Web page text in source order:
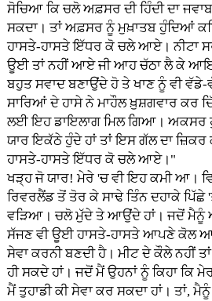
ਸੋਚਿਆ ਕਿ ਚਲੋ ਅਫ਼ਸਰ ਦੀ ਹਿੰਦੀ ਦਾ
ਸਕਦਾ। ਤਾਂ ਅਫ਼ਸਰ ਨੂੰ ਮੁਖ਼ਾਤਬ ਹੁੰਦਿਆਂ
ਹਾਸਤੇ-ਹਾਸਤੇ ਇੱਧਰ ਕੋ ਚਲੇ ਆਏ। ਨੀਟਾ
ਊਈ ਤਾਂ ਨਹੀਂ ਆਏ ਜੀ ਆਹ ਚੱਠਾ ਲੈ ਕੇ
ਬਹੁਤ ਸਵਾਦ ਬਣਾਉਂਦੇ ਹੋ ਤੇ ਖਾਣ ਨੂੰ ਵੀ
ਸਾਰਿਆਂ ਦੇ ਹਾਸੇ ਨੇ ਮਾਹੌਲ ਖ਼ੁਸ਼ਗਵਾਰ ਕਰ
ਲਈ ਇਹ ਡਾਇਲਾਗ ਮਿਲ ਗਿਆ। ਅਕਸਰ
ਯਾਰ ਇਕੱਠੇ ਹੁੰਦੇ ਹਾਂ ਤਾਂ ਇਸ ਗੱਲ ਦਾ
ਹਾਸਤੇ-ਹਾਸਤੇ ਇੱਧਰ ਕੋ ਚਲੇ ਆਏ।"
ਖੜ੍ਹ ਜੋ ਯਾਰ! ਮੇਰੇ 'ਚ ਵੀ ਇਹ ਕਮੀ ਆ।
ਰਿਵਰਲੈਂਡ ਤੋਂ ਤੋਰ ਕੇ ਸਾਢੇ ਤਿੰਨ ਦਹਾਕੇ ਪਿੱਛੇ
ਵੜਿਆ। ਚਲੋ ਮੁੱਦੇ ਤੇ ਆਉਂਦੇ ਹਾਂ। ਜਦੋਂ ਮੈਨੂੰ
ਸੱਜਣ ਵੀ ਊਈ ਹਾਸਤੇ-ਹਾਸਤੇ ਆਪਣੇ ਕੋਲ ਆ
ਸੇਵਾ ਕਰਨੀ ਬਣਦੀ ਹੈ। ਮੀਟ ਦੇ ਕੌਲੇ ਨਹੀਂ
ਹੀ ਸਕਦੇ ਹਾਂ। ਜਦੋਂ ਮੈਂ ਉਹਨਾਂ ਨੂੰ ਕਿਹਾ ਕਿ
ਮੈਂ ਤੁਹਾਡੀ ਕੀ ਸੇਵਾ ਕਰ ਸਕਦਾ ਹਾਂ। ਤਾਂ,